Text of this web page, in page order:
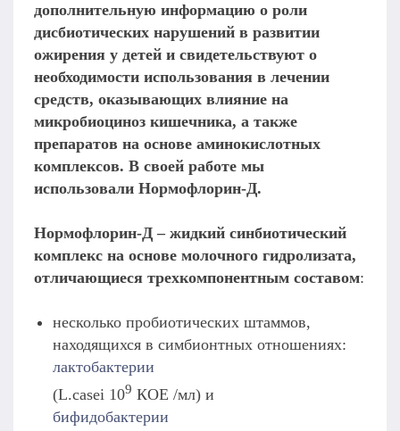
дополнительную информацию о роли
дисбиотических нарушений в развитии
ожирения у детей и свидетельствуют о
необходимости использования в лечении
средств, оказывающих влияние на
микробиоциноз кишечника, а также
препаратов на основе аминокислотных
комплексов. В своей работе мы
использовали Нормофлорин-Д.
Нормофлорин-Д – жидкий синбиотический
комплекс на основе молочного гидролизата,
отличающиеся трехкомпонентным составом:
несколько пробиотических штаммов,
находящихся в симбионтных отношениях:
лактобактерии
(L.casei 109 КОЕ /мл) и
бифидобактерии